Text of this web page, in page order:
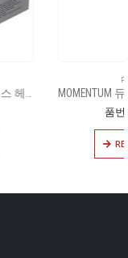
MOMENTUM 듀얼 블루투스 내장 풀페이스 헬멧